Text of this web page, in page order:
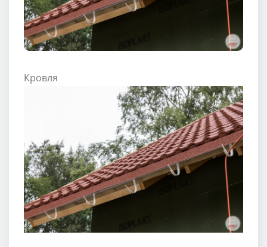
Кровля